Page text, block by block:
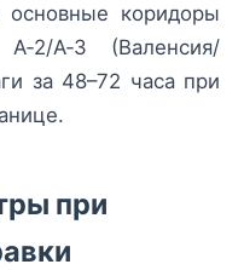
основные коридоры
A‑3 (Валенсия/
за 48–72 часа при
при